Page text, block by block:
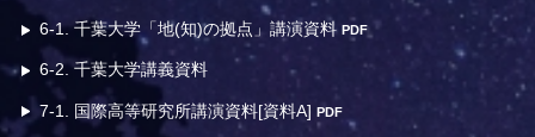
6-1. 千葉大学「地(知)の拠点」講演資料PDF
6-2. 千葉大学講義資料
7-1. 国際高等研究所講演資料[資料A]PDF